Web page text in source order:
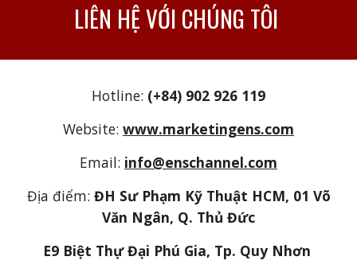
LIÊN HỆ VỚI CHÚNG TÔI
Hotline: (+84) 902 926 119
Website: www.marketingens.com
Email: info@enschannel.com
Địa điểm: ĐH Sư Phạm Kỹ Thuật HCM, 01 Võ
Văn Ngân, Q. Thủ Đức
E9 Biệt Thự Đại Phú Gia, Tp. Quy Nhơn